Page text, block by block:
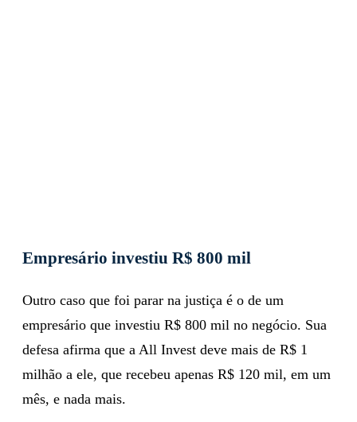
Empresário investiu R$ 800 mil
Outro caso que foi parar na justiça é o de um
empresário que investiu R$ 800 mil no negócio. Sua
defesa afirma que a All Invest deve mais de R$ 1
milhão a ele, que recebeu apenas R$ 120 mil, em um
mês, e nada mais.